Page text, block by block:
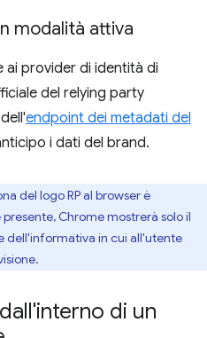
modalità attiva
ai provider di identità di
del relying party
endpoint dei metadati del
i dati del brand.
del logo RP al browser è
Chrome mostrerà solo il
dell'informativa in cui all'utente
di un